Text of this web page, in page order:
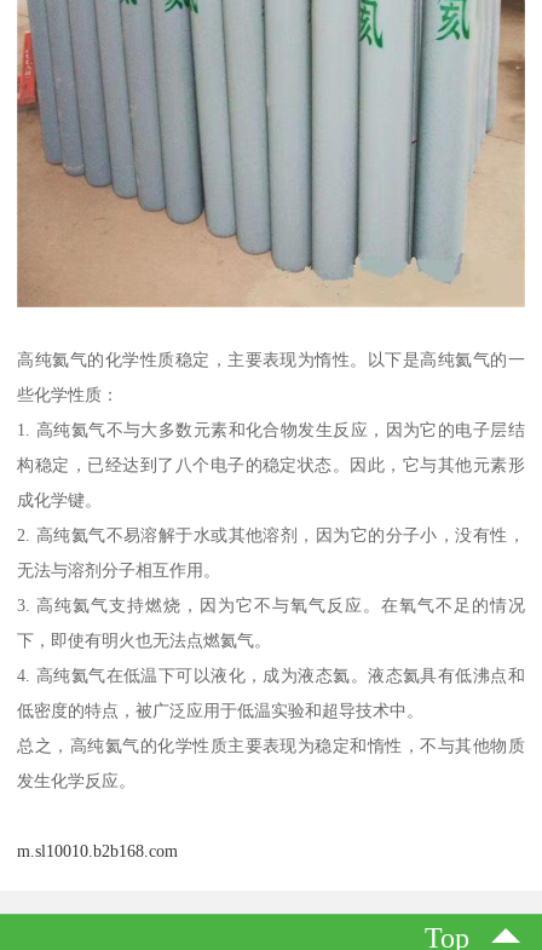
高纯氦气的化学性质稳定，主要表现为惰性。以下是高纯氦气的一
些化学性质：
1. 高纯氦气不与大多数元素和化合物发生反应，因为它的电子层结
构稳定，已经达到了八个电子的稳定状态。因此，它与其他元素形
成化学键。
2. 高纯氦气不易溶解于水或其他溶剂，因为它的分子小，没有性，
无法与溶剂分子相互作用。
3. 高纯氦气支持燃烧，因为它不与氧气反应。在氧气不足的情况
下，即使有明火也无法点燃氦气。
4. 高纯氦气在低温下可以液化，成为液态氦。液态氦具有低沸点和
低密度的特点，被广泛应用于低温实验和超导技术中。
总之，高纯氦气的化学性质主要表现为稳定和惰性，不与其他物质
发生化学反应。
m.sl10010.b2b168.com
Top